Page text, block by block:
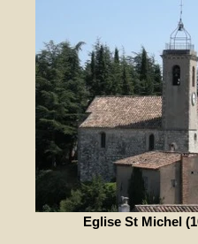
Eglise St Michel